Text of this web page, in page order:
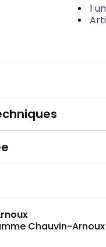
1
Chauvin-Arnoux